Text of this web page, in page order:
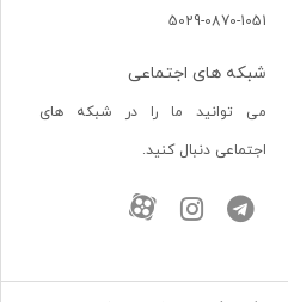
1051-0870-5029
شبکه های اجتماعی
می توانید ما را در شبکه های
اجتماعی دنبال کنید.